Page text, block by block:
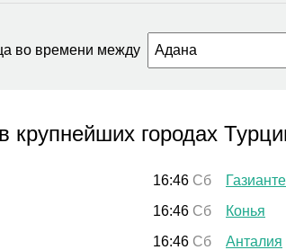
во времени между
крупнейших городах
16:46 Сб
16:46 Сб
16:46 Сб
Конья
Анталия